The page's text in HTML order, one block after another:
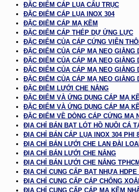
ĐẶC ĐIỂM CÁP LỤA CẨU TRỤC
ĐẶC ĐIỂM CÁP LỤA INOX 304
ĐẶC ĐIỂM CÁP MẠ KẼM
ĐẶC ĐIỂM CÁP THÉP DỰ ỨNG LỰC
ĐẶC ĐIỂM CỦA CÁP CỨNG VIỄN
ĐẶC ĐIỂM CỦA CÁP MẠ NEO GIẰNG
ĐẶC ĐIỂM CỦA CÁP MẠ NEO GIẰNG
ĐẶC ĐIỂM CỦA CÁP MẠ NEO GIẰNG
ĐẶC ĐIỂM CỦA CÁP MẠ NEO GIẰNG
ĐẶC ĐIỂM LƯỚI CHE NẮNG
ĐẶC ĐIỂM VÀ ỨNG DỤNG CÁP MẠ
ĐẶC ĐIỂM VÀ ỨNG DỤNG CÁP MẠ
ĐẶC ĐIỂM VỀ DÒNG CÁP CỨNG MẠ
ĐỊA CHỈ BÁN BẠT LÓT HỒ NUÔI CÁ
ĐỊA CHỈ BÁN CÁP LỤA INOX 304 PHI
ĐỊA CHỈ BÁN LƯỚI CHE LAN ĐÀI
ĐỊA CHỈ BÁN LƯỚI CHE NẮNG
ĐỊA CHỈ BÁN LƯỚI CHE NẮNG
ĐỊA CHỈ CUNG CẤP BẠT NHỰA HDPE
ĐỊA CHỈ CUNG CẤP CÁP CHỐNG
ĐỊA CHỈ CUNG CẤP CÁP MẠ KẼM